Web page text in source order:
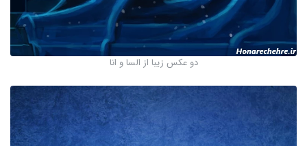
دو عکس زیبا از السا و انا